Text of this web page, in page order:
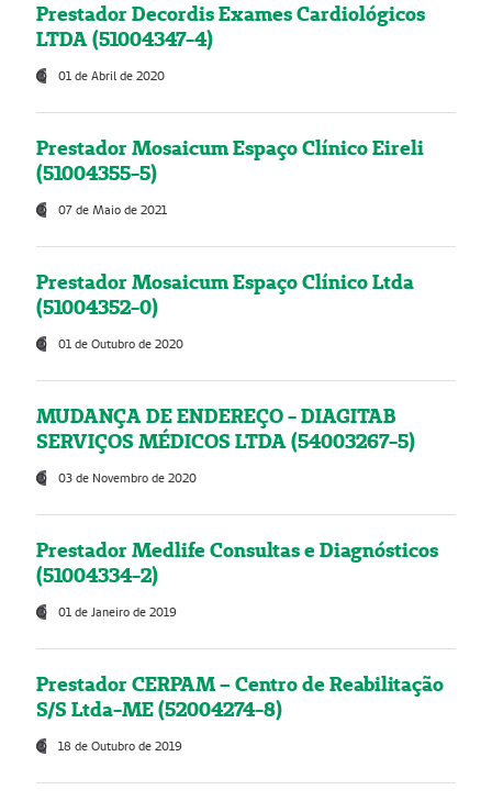
Prestador Decordis Exames Cardiológicos
LTDA (51004347-4)
01 de Abril de 2020
Prestador Mosaicum Espaço Clínico Eireli
(51004355-5)
07 de Maio de 2021
Prestador Mosaicum Espaço Clínico Ltda
(51004352-0)
01 de Outubro de 2020
MUDANÇA DE ENDEREÇO - DIAGITAB
SERVIÇOS MÉDICOS LTDA (54003267-5)
03 de Novembro de 2020
Prestador Medlife Consultas e Diagnósticos
(51004334-2)
01 de Janeiro de 2019
Prestador CERPAM – Centro de Reabilitação
S/S Ltda-ME (52004274-8)
18 de Outubro de 2019